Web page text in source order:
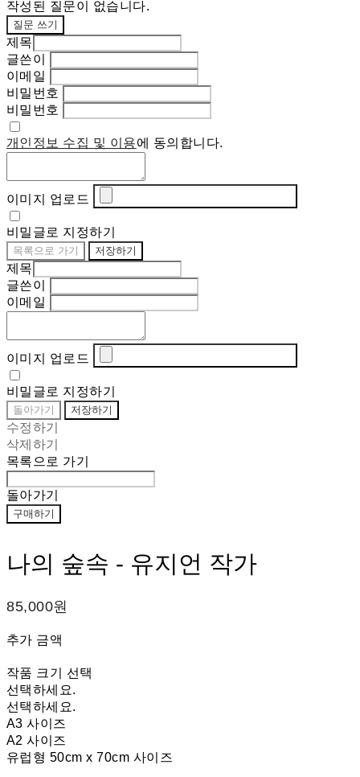
작성된 질문이 없습니다.
질문 쓰기
제목
글쓴이
이메일
비밀번호
비밀번호
개인정보 수집 및 이용에 동의합니다.
이미지 업로드
비밀글로 지정하기
목록으로 가기 저장하기
제목
글쓴이
이메일
이미지 업로드
비밀글로 지정하기
돌아가기 저장하기
수정하기
삭제하기
목록으로 가기
돌아가기
구매하기
나의 숲속 - 유지언 작가
85,000원
추가 금액
작품 크기 선택
선택하세요.
선택하세요.
A3 사이즈
A2 사이즈
유럽형 50cm x 70cm 사이즈